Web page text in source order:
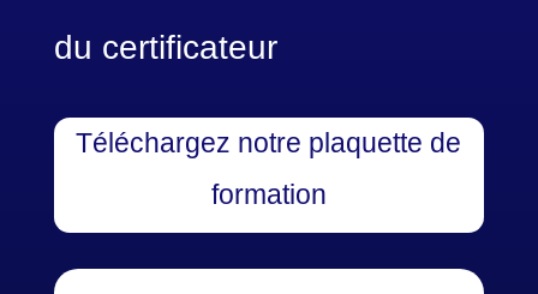
du certificateur
Téléchargez notre plaquette de
formation